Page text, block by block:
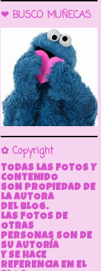
❤ BUSCO MUÑECAS
✿ Copyright
TODAS LAS FOTOS Y
CONTENIDO
SON PROPIEDAD DE
LA AUTORA
DEL BLOG.
LAS FOTOS DE
OTRAS
PERSONAS SON DE
SU AUTORÍA
Y SE HACE
REFERENCIA EN EL